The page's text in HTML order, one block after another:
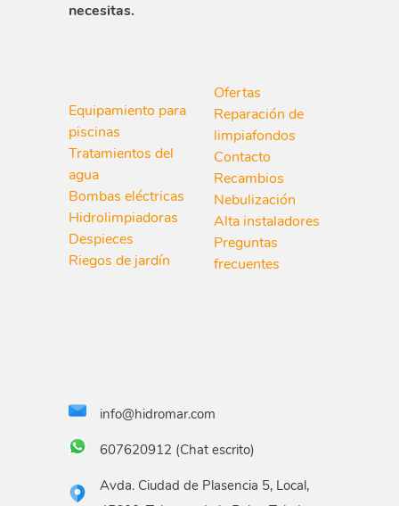
necesitas.
Equipamiento para
piscinas
Tratamientos del
agua
Bombas eléctricas
Hidrolimpiadoras
Despieces
Riegos de jardín
Ofertas
Reparación de
limpiafondos
Contacto
Recambios
Nebulización
Alta instaladores
Preguntas
frecuentes
info@hidromar.com
607620912 (Chat escrito)
Avda. Ciudad de Plasencia 5, Local,